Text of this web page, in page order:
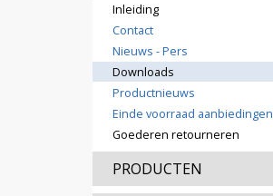
Inleiding
Contact
Nieuws - Pers
Downloads
Productnieuws
Einde voorraad aanbiedingen
Goederen retourneren
PRODUCTEN